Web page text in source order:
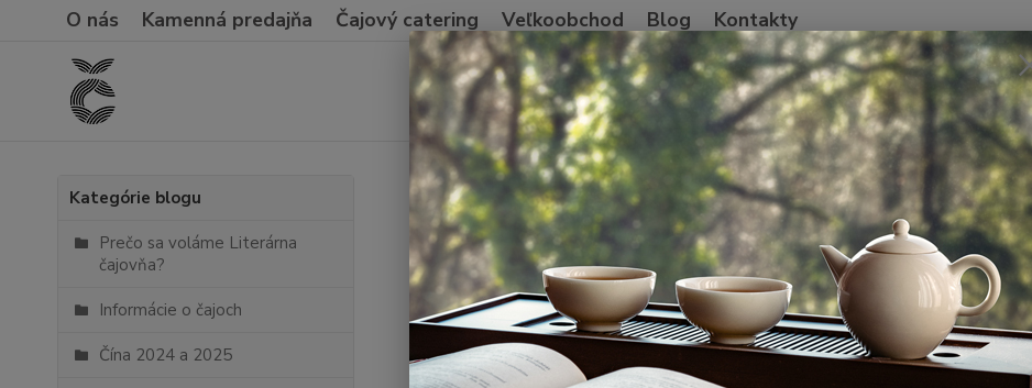
O nás Kamenná predajňa Čajový catering Veľkoobchod Blog Kontakty
Hľadať
Neviete si
+421 904
Po-Pia 11-
Kategórie blogu
Prečo sa voláme Literárna
čajovňa?
Informácie o čajoch
Čína 2024 a 2025
Úvod Blog Taiwan 2023
Taiwan 2023
Najnovšie články